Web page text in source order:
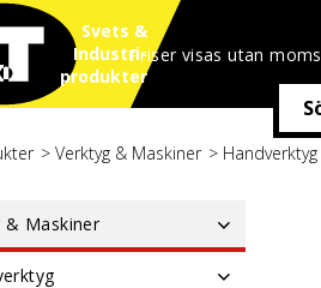
Svets &
Industri
produkter
Priser visas utan moms
/ Verktyg & Maskiner / Handverktyg
& Maskiner